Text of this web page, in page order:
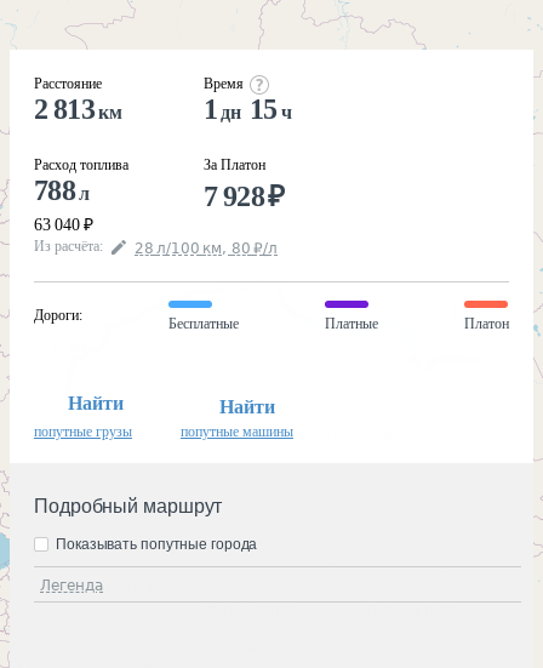
Расстояние
2 813км
Расход топлива
788л
63 040 ₽
Время
1 дн 15 ч
За Платон
7 928₽
Из расчёта: 28 л/100 км, 80 ₽/л
Дороги:
Бесплатные Платные Платон
Найти
попутные грузы
Найти
попутные машины
Подробный маршрут
Легенда
Показывать попутные города